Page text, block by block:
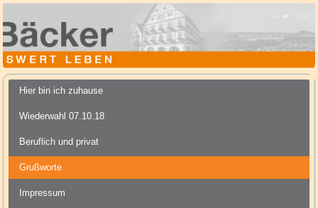
Hier bin ich zuhause
Wiederwahl 07.10.18
Beruflich und privat
Grußworte
Impressum